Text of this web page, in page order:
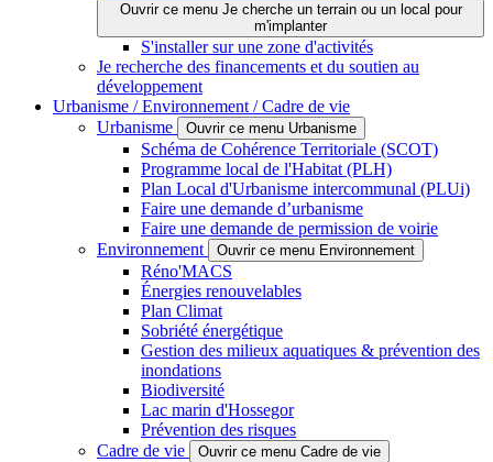
Ouvrir ce menu Je cherche un terrain ou un local pour
m'implanter
S'installer sur une zone d'activités
Je recherche des financements et du soutien au
développement
Urbanisme / Environnement / Cadre de vie
Urbanisme
Ouvrir ce menu Urbanisme
Schéma de Cohérence Territoriale (SCOT)
Programme local de l'Habitat (PLH)
Plan Local d'Urbanisme intercommunal (PLUi)
Faire une demande d’urbanisme
Faire une demande de permission de voirie
Environnement
Ouvrir ce menu Environnement
Réno'MACS
Énergies renouvelables
Plan Climat
Sobriété énergétique
Gestion des milieux aquatiques & prévention des
inondations
Biodiversité
Lac marin d'Hossegor
Prévention des risques
Cadre de vie
Ouvrir ce menu Cadre de vie